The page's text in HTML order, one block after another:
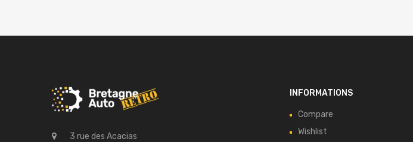
3 rue des Acacias
INFORMATIONS
Compare
Wishlist